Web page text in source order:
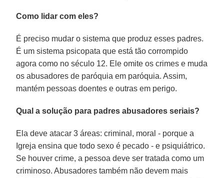
Como lidar com eles?
É preciso mudar o sistema que produz esses padres.
É um sistema psicopata que está tão corrompido
agora como no século 12. Ele omite os crimes e muda
os abusadores de paróquia em paróquia. Assim,
mantém pessoas doentes e outras em perigo.
Qual a solução para padres abusadores seriais?
Ela deve atacar 3 áreas: criminal, moral - porque a
Igreja ensina que todo sexo é pecado - e psiquiátrico.
Se houver crime, a pessoa deve ser tratada como um
criminoso. Abusadores também não devem mais